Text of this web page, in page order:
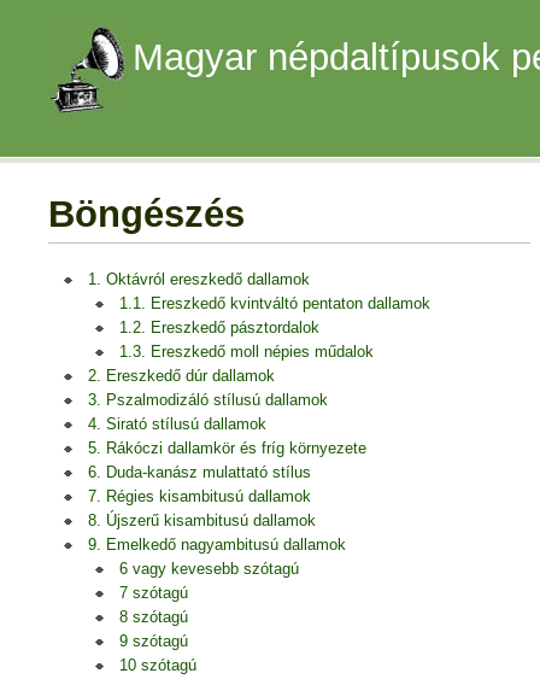
Magyar népdaltípusok
Böngészés
1. Oktávról ereszkedő dallamok
1.1. Ereszkedő kvintváltó pentaton dallamok
1.2. Ereszkedő pásztordalok
1.3. Ereszkedő moll népies műdalok
2. Ereszkedő dúr dallamok
3. Pszalmodizáló stílusú dallamok
4. Sirató stílusú dallamok
5. Rákóczi dallamkör és fríg környezete
6. Duda-kanász mulattató stílus
7. Régies kisambitusú dallamok
8. Újszerű kisambitusú dallamok
9. Emelkedő nagyambitusú dallamok
6 vagy kevesebb szótagú
7 szótagú
8 szótagú
9 szótagú
10 szótagú